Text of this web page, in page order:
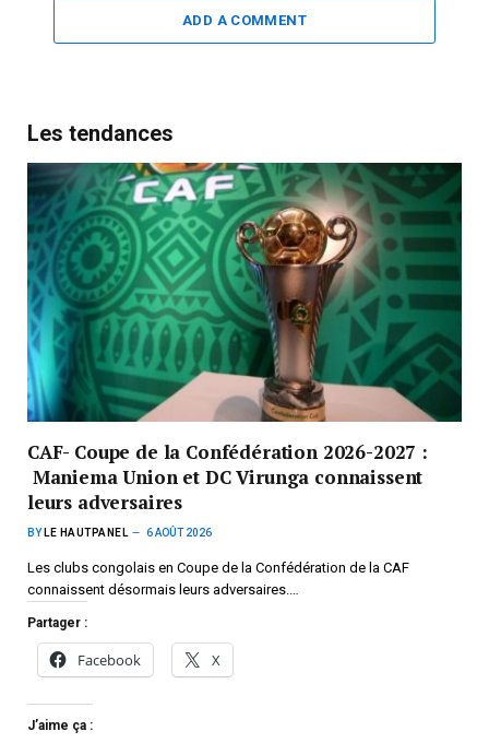
ADD A COMMENT
Les tendances
CAF- Coupe de la Confédération 2026-2027 :
Maniema Union et DC Virunga connaissent
leurs adversaires
BY LE HAUTPANEL 6 AOÛT 2026
Les clubs congolais en Coupe de la Confédération de la CAF
connaissent désormais leurs adversaires.…
Partager :
Facebook X
J’aime ça :